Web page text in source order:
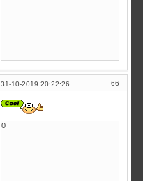
66
31-10-2019 20:22:26
0